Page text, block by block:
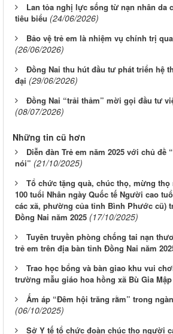
Lan tỏa nghị lực sống từ nạn nhân da
tiêu biểu (24/06/2026)
Bảo vệ trẻ em là nhiệm vụ chính trị
(26/06/2026)
Đồng Nai thu hút đầu tư phát triển hệ
đại (29/06/2026)
Đồng Nai “trải thảm” mời gọi đầu tư
(08/07/2026)
Những tin cũ hơn
Diễn đàn Trẻ em năm 2025 với chủ đề
nói” (21/10/2025)
Tổ chức tặng quà, chúc thọ, mừng
100 tuổi Nhân ngày Quốc tế Người cao
các xã, phường của tỉnh Bình Phước cũ)
Đồng Nai năm 2025 (17/10/2025)
Tuyên truyền phòng chống tai nạn
trẻ em trên địa bàn tỉnh Đồng Nai năm
Trao học bổng và bàn giao khu vui
trường mẫu giáo hoa hồng xã Bù Gia Mập
Ấm áp “Đêm hội trăng rằm” trong
(06/10/2025)
Sở Y tế tổ chức đoàn chúc thọ người